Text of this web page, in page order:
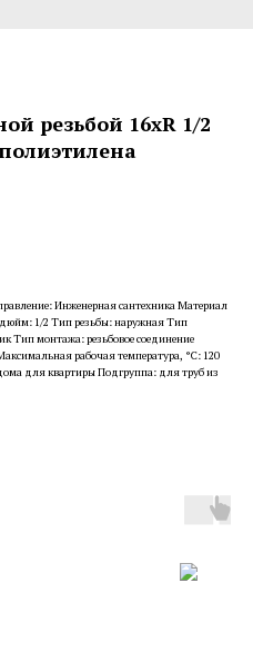
резьбой 16xR 1/2
Инженерная сантехника Материал
1/2 Тип резьбы: наружная Тип
Тип монтажа: резьбовое соединение
рабочая температура, °С: 120
для квартиры Подгруппа: для труб из